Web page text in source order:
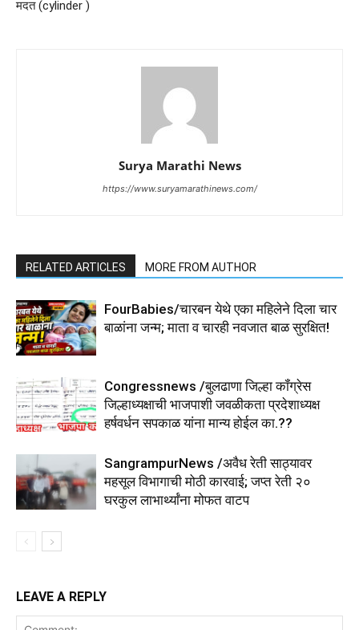
मदत (cylinder )
Surya Marathi News
https://www.suryamarathinews.com/
RELATED ARTICLES MORE FROM AUTHOR
FourBabies/चारबन येथे एका महिलेने दिला चार
बाळांना जन्म; माता व चारही नवजात बाळ सुरक्षित!
Congressnews /बुलढाणा जिल्हा कॉंग्रेस
जिल्हाध्यक्षाची भाजपाशी जवळीकता प्रदेशाध्यक्ष
हर्षवर्धन सपकाळ यांना मान्य होईल का.??
SangrampurNews /अवैध रेती साठ्यावर
महसूल विभागाची मोठी कारवाई; जप्त रेती २०
घरकुल लाभार्थ्यांना मोफत वाटप
LEAVE A REPLY